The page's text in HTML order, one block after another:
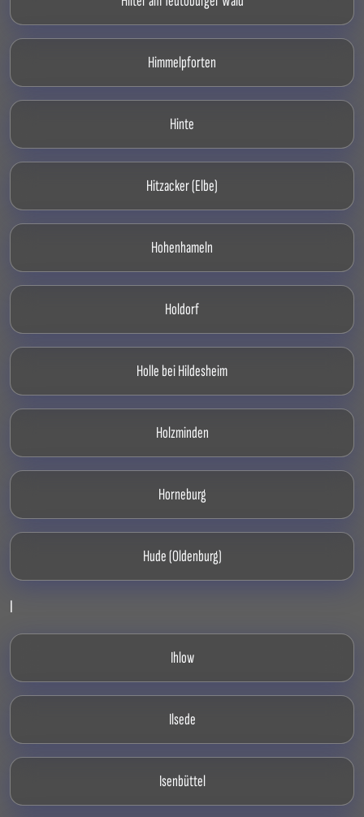
Himmelpforten
Hinte
Hitzacker (Elbe)
Hohenhameln
Holdorf
Holle bei Hildesheim
Holzminden
Horneburg
Hude (Oldenburg)
I
Ihlow
Ilsede
Isenbüttel